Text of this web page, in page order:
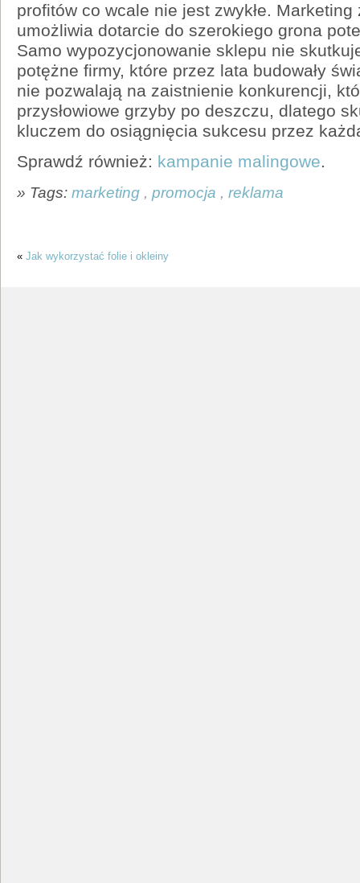
profitów co wcale nie jest zwykłe.
umożliwia dotarcie do szerokiego grona
Samo wypozycjonowanie sklepu nie
potężne firmy, które przez lata budowały
nie pozwalają na zaistnienie konkurencji,
przysłowiowe grzyby po deszczu, dlatego
kluczem do osiągnięcia sukcesu przez
Sprawdź również: kampanie malingowe.
» Tags: marketing , promocja , reklama
« Jak wykorzystać folie i okleiny